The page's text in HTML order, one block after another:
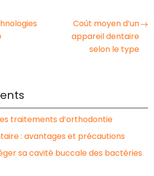
Coût moyen d’un
appareil dentaire
selon le type
traitements d’orthodontie
: avantages et précautions
sa cavité buccale des bactéries